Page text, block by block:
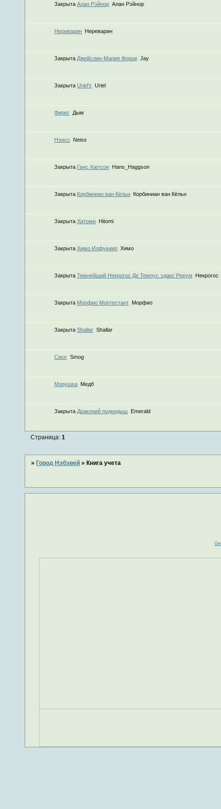
Закрыта Алан Рэйнор Алан Рэйнор
Нереварин Нереварин
Закрыта Джейслин-Мария Форце Jay
Закрыта Uriel's Uriel
Фиркс Дым
Нэисс Neiss
Закрыта Ганс Хаггсон Hans_Haggson
Закрыта Корбиниан ван Кёльн Корбиниан ван Кёльн
Закрыта Хитоми Hitomi
Закрыта Химо Илфукиир Химо
Закрыта Темнейший Некрогос Де Темпус эдакс Рерум Некрогос
Закрыта Морфио Мортестант Морфио
Закрыта Shallar Shallar
Смог Smog
Морушка Медб
Закрыта Драконий подкидыш Emerald
Страница:1
» Город Нэбэвей » Книга учета